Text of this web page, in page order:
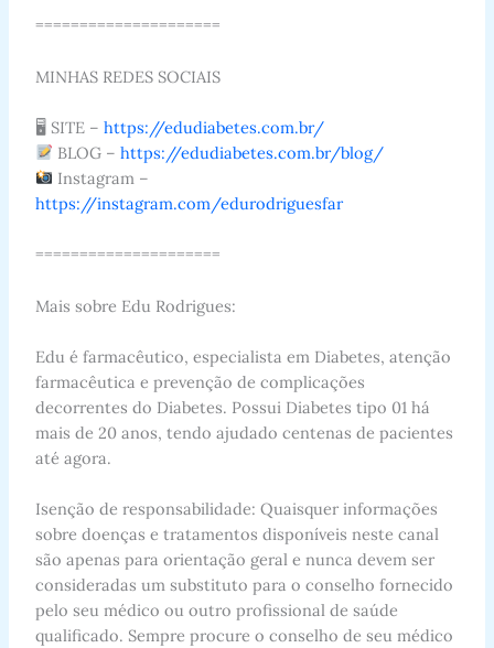
=====================
MINHAS REDES SOCIAIS
🖥 SITE – https://edudiabetes.com.br/
BLOG –https://edudiabetes.com.br/blog/
Instagram –
https://instagram.com/edurodriguesfar
=====================
Mais sobre Edu Rodrigues:
Edu é farmacêutico, especialista em Diabetes, atenção
farmacêutica e prevenção de complicações
decorrentes do Diabetes. Possui Diabetes tipo 01 há
mais de 20 anos, tendo ajudado centenas de pacientes
até agora.
Isenção de responsabilidade: Quaisquer informações
sobre doenças e tratamentos disponíveis neste canal
são apenas para orientação geral e nunca devem ser
consideradas um substituto para o conselho fornecido
pelo seu médico ou outro profissional de saúde
qualificado. Sempre procure o conselho de seu médico